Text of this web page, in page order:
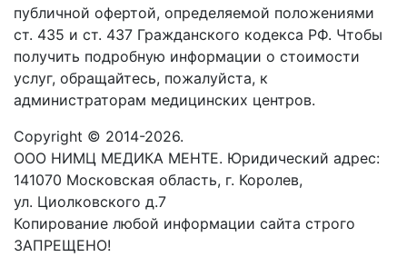
публичной офертой, определяемой положениями
ст. 435 и ст. 437 Гражданского кодекса РФ. Чтобы
получить подробную информации о стоимости
услуг, обращайтесь, пожалуйста, к
администраторам медицинских центров.
Copyright © 2014-2026.
ООО НИМЦ МЕДИКА МЕНТЕ. Юридический адрес:
141070 Московская область, г. Королев,
ул. Циолковского д.7
Копирование любой информации сайта строго
ЗАПРЕЩЕНО!